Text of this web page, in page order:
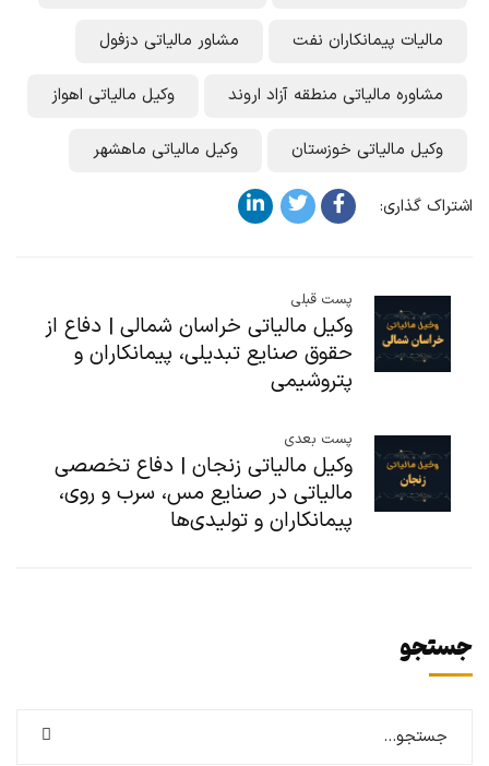
مالیات پیمانکاران نفت مشاور مالیاتی دزفول
مشاوره مالیاتی منطقه آزاد اروند وکیل مالیاتی اهواز
وکیل مالیاتی خوزستان وکیل مالیاتی ماهشهر
اشتراک گذاری:
پست قبلی
وکیل مالیاتی خراسان شمالی | دفاع از
حقوق صنایع تبدیلی، پیمانکاران و
پتروشیمی
پست بعدی
وکیل مالیاتی زنجان | دفاع تخصصی
مالیاتی در صنایع مس، سرب و روی،
پیمانکاران و تولیدی‌ها
جستجو